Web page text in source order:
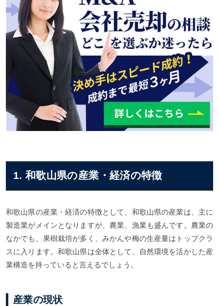
段
和歌山県のM&A・会社売却・事業承継のフロー
和歌山県でM&Aをする際に仲介会社を選ぶ5つのポイント
和歌山県のM&A・会社売却・事業承継についてまとめ
和歌山県のM&A案件一覧
1. 和歌山県の産業・経済の特徴
和歌山県の産業・経済の特徴として、和歌山県の産業は、主に
製造業がメインとなりますが、農業、漁業も盛んです。農業の
なかでも、果樹栽培が多く、みかんや梅の生産量はトップクラ
スに入ります。和歌山県は全体として、自然環境を活かした産
業構造を持っていると言えるでしょう。
産業の現状